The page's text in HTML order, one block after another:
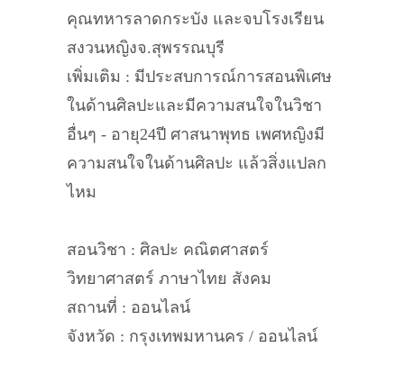
คุณทหารลาดกระบัง และจบโรงเรียน
สงวนหญิงจ.สุพรรณบุรี
เพิ่มเติม : มีประสบการณ์การสอนพิเศษ
ในด้านศิลปะและมีความสนใจในวิชา
อื่นๆ - อายุ24ปี ศาสนาพุทธ เพศหญิงมี
ความสนใจในด้านศิลปะ แล้วสิ่งแปลก
ไหม
สอนวิชา : ศิลปะ คณิตศาสตร์
วิทยาศาสตร์ ภาษาไทย สังคม
สถานที่ : ออนไลน์
จังหวัด : กรุงเทพมหานคร / ออนไลน์